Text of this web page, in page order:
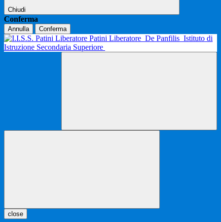
Chiudi
Conferma
Annulla Conferma
Patini Liberatore De Panfilis Istituto di
Istruzione Secondaria Superiore
close